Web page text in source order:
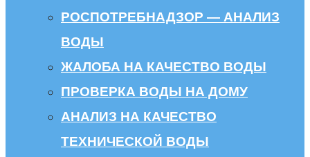
РОСПОТРЕБНАДЗОР — АНАЛИЗ
ВОДЫ
ЖАЛОБА НА КАЧЕСТВО ВОДЫ
ПРОВЕРКА ВОДЫ НА ДОМУ
АНАЛИЗ НА КАЧЕСТВО
ТЕХНИЧЕСКОЙ ВОДЫ